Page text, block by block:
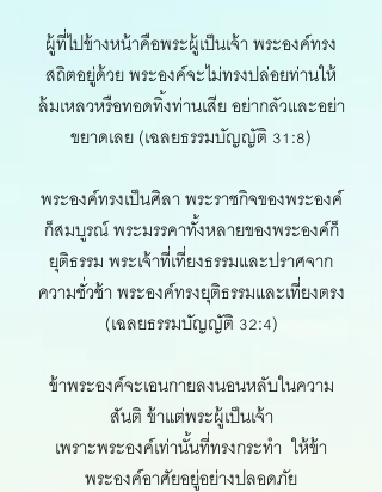
ผู้ที่ไปข้างหน้าคือพระผู้เป็นเจ้า พระองค์ทรง
สถิตอยู่ด้วย พระองค์จะไม่ทรงปล่อยท่านให้
ล้มเหลวหรือทอดทิ้งท่านเสีย อย่ากลัวและอย่า
ขยาดเลย (เฉลยธรรมบัญญัติ 31:8)
พระองค์ทรงเป็นศิลา พระราชกิจของพระองค์
ก็สมบูรณ์ พระมรรคาทั้งหลายของพระองค์ก็
ยุติธรรม พระเจ้าที่เที่ยงธรรมและปราศจาก
ความชั่วช้า พระองค์ทรงยุติธรรมและเที่ยงตรง
(เฉลยธรรมบัญญัติ 32:4)
ข้าพระองค์จะเอนกายลงนอนหลับในความ
สันติ ข้าแต่พระผู้เป็นเจ้า
เพราะพระองค์เท่านั้นที่ทรงกระทำ ให้ข้า
พระองค์อาศัยอยู่อย่างปลอดภัย